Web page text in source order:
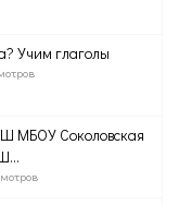
Учим глаголы
МБОУ Соколовская